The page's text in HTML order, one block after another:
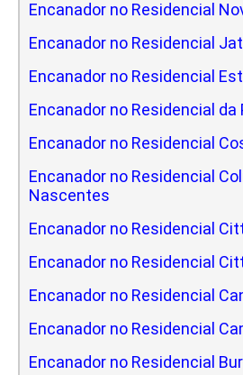
Encanador no Residencial
Encanador no Residencial
Encanador no Residencial
Encanador no Residencial da
Encanador no Residencial
Encanador no Residencial
Nascentes
Encanador no Residencial
Encanador no Residencial
Encanador no Residencial
Encanador no Residencial
Encanador no Residencial